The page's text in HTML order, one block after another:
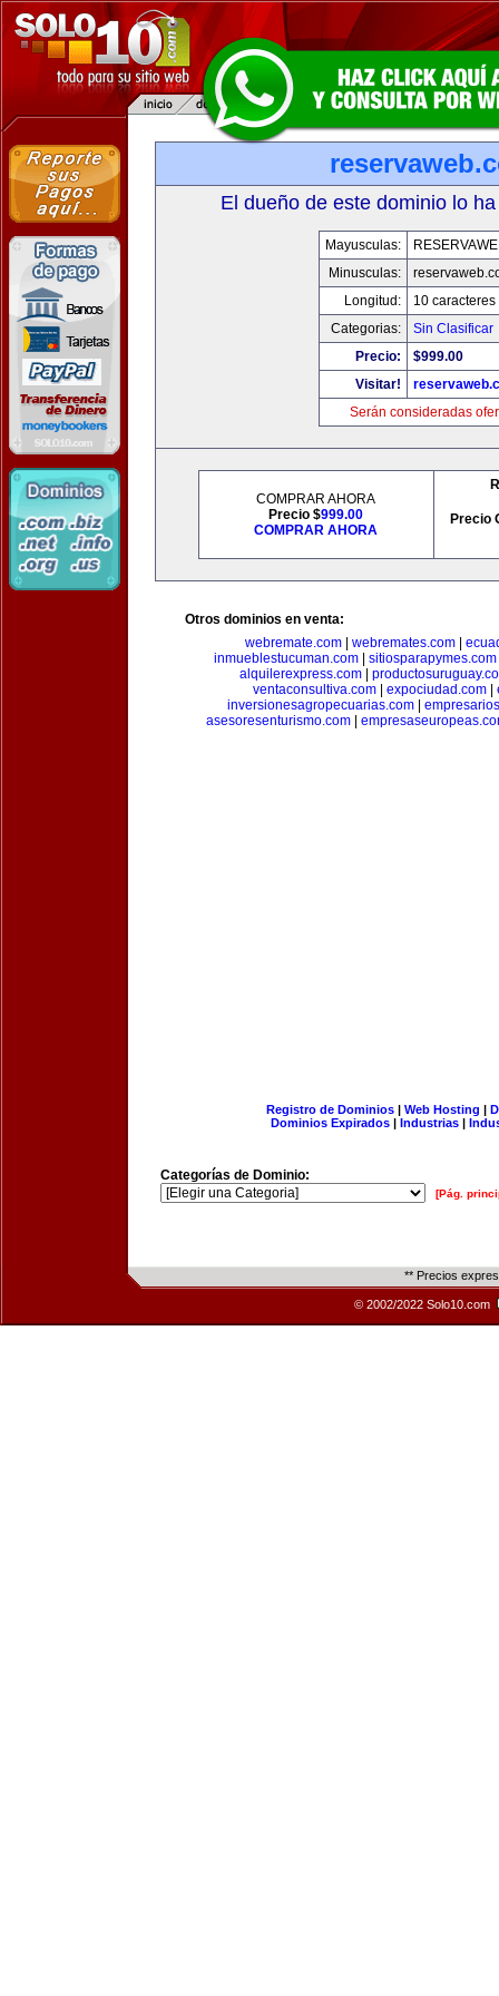
El dueño de este dominio lo
Mayusculas:
Minusculas:
Longitud:
10 caracteres
Categorias:
Sin Clasificar
Precio:
$999.00
Visitar!
Serán consideradas
COMPRAR AHORA
Precio $999.00
COMPRAR AHORA
Precio
Otros dominios en venta:
webremate.com| webremates.com|
inmueblestucuman.com
sitiosparapymes.com
alquilerexpress.com
ventaconsultiva.com
expociudad.com
inversionesagropecuarias.com
asesoresenturismo.com|
Registro de Dominios| Web Hosting |
Dominios Expirados | Industrias |
Categorías de Dominio:
[Pág.
** Precios
© 2002/2022 Solo10.com